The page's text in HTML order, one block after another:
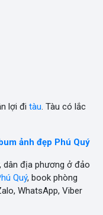
lợi đi tàu. Tàu có lắc
ảnh đẹp Phú Quý
dân địa phương ở đảo
Quý, book phòng
WhatsApp, Viber